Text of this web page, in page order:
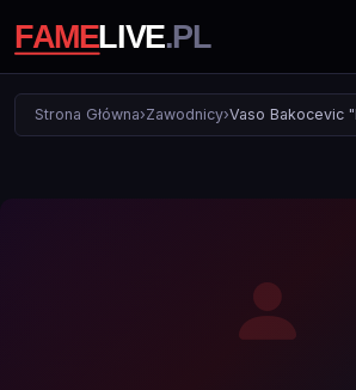
Strona Główna›Zawodnicy›Vaso Bakocevic